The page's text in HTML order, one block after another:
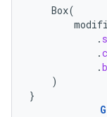
Box(
.
.
.
)
}